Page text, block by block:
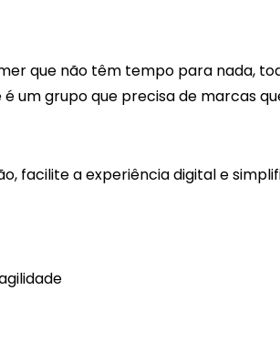
que não têm tempo para nada,
um grupo que precisa de marcas
facilite a experiência digital e